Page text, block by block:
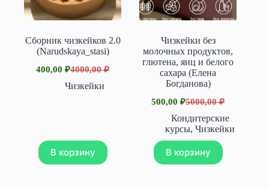
Сборник чизкейков 2.0
(Narudskaya_stasi)
4000,00₽
Первоначальная
цена
400,00₽Текущая
цена:
Чизкейки
В корзину
Чизкейки без
молочных продуктов,
глютена, яиц и белого
сахара (Елена
Богданова)
5000,00₽
Первоначальная
цена
составляла
5000,00 ₽.
500,00₽Текущая
цена:
500,00 ₽.
Кондитерские
курсы,Чизкейки
В корзину